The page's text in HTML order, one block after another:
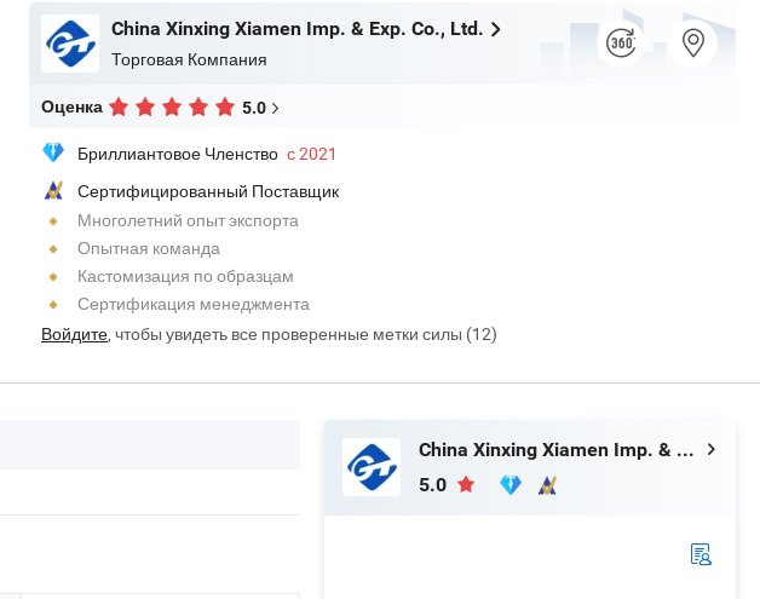
China Xinxing Xiamen Imp. & Exp. Co., Ltd.
Торговая Компания
Оценка 5.0
Бриллиантовое Членство с 2021
Сертифицированный Поставщик
Многолетний опыт экспорта
Опытная команда
Кастомизация по образцам
Сертификация менеджмента
Войдите, чтобы увидеть все проверенные метки силы (12)
China Xinxing Xiamen Imp. & Exp. Co., Ltd.
5.0